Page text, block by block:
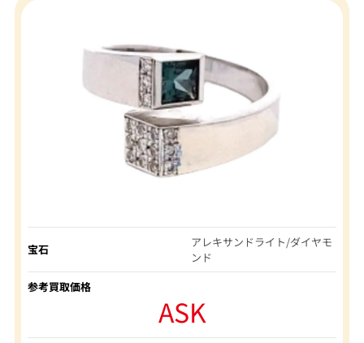
宝石
アレキサンドライト/ダイヤモ
ンド
参考買取価格
ASK